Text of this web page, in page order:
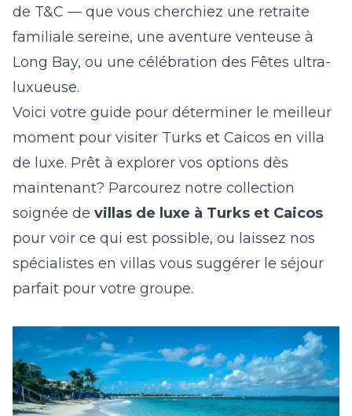
de T&C — que vous cherchiez une retraite
familiale sereine, une aventure venteuse à
Long Bay, ou une célébration des Fêtes ultra-
luxueuse.
Voici votre guide pour déterminer le meilleur
moment pour visiter Turks et Caicos en villa
de luxe. Prêt à explorer vos options dès
maintenant? Parcourez notre collection
soignée de villas de luxe à Turks et Caicos
pour voir ce qui est possible, ou laissez nos
spécialistes en villas vous suggérer le séjour
parfait pour votre groupe.